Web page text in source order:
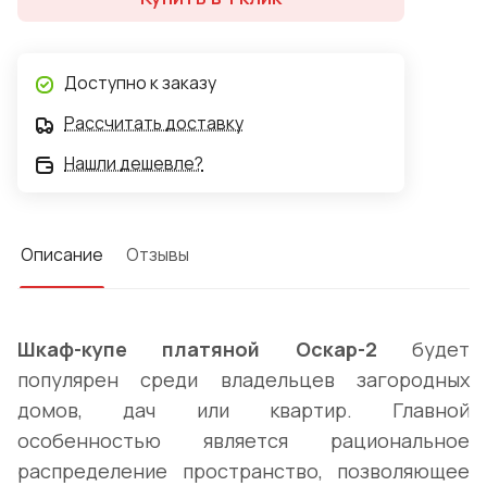
По желанию может быть доукомплектован
Доступно к заказу
Рассчитать доставку
Нашли дешевле?
Описание Отзывы
Шкаф-купе платяной Оскар-2 будет
популярен среди владельцев загородных
домов, дач или квартир. Главной
особенностью является рациональное
распределение пространство, позволяющее